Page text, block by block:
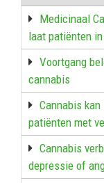
Medicinaal
laat patiënten
Voortgang
cannabis
Cannabis
patiënten met
Cannabis
depressie of